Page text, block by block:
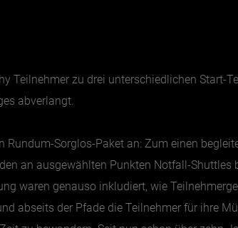
Teilnehmer zu drei unterschiedlichen Start-
abverlangt.
Sorglos-Paket an: Zum einen
an ausgewählten Punkten Notfall-Shuttles
waren genauso inkludiert, wie
abseits der Pfade die Teilnehmer für ihre